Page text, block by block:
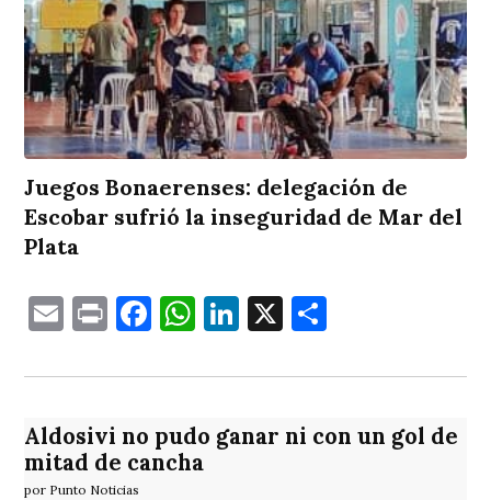
Juegos Bonaerenses: delegación de
Escobar sufrió la inseguridad de Mar del
Plata
EmailPrintFacebook
WhatsApp
LinkedIn
X
Aldosivi no pudo ganar ni con un gol de
mitad de cancha
por Punto Noticias